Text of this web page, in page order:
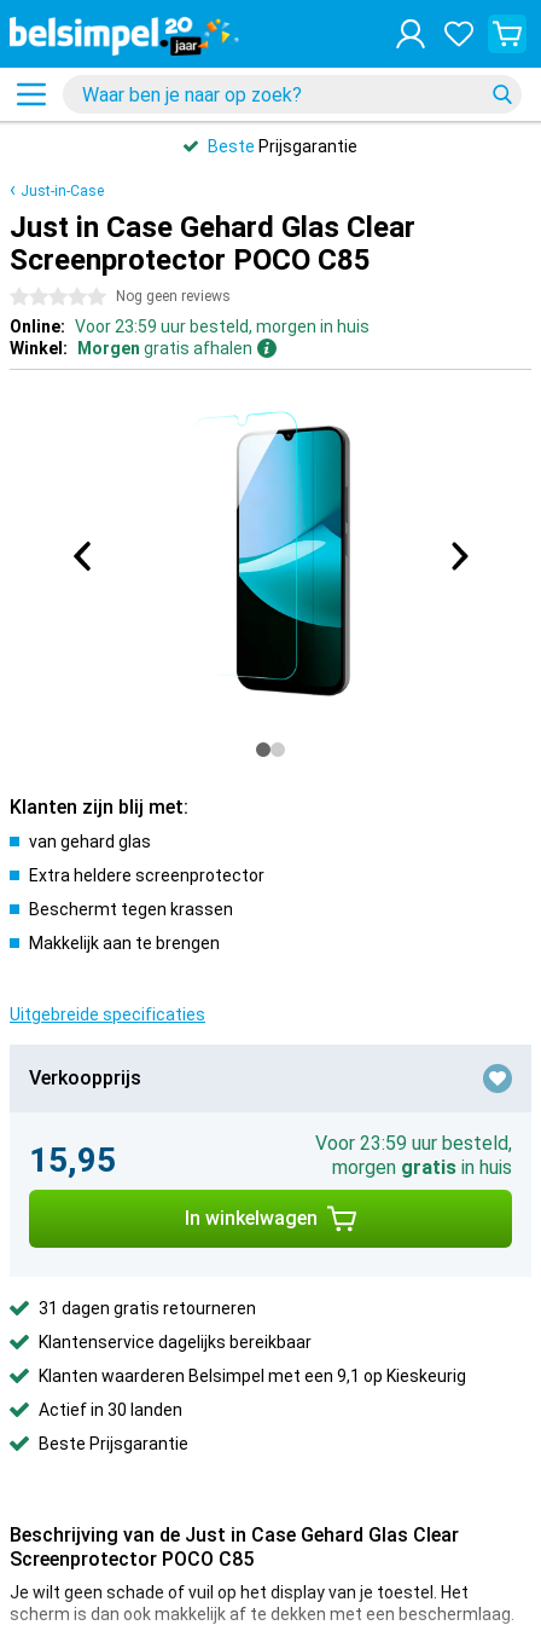
Beste Prijsgarantie
Just-in-Case
Just in Case Gehard Glas Clear
Screenprotector POCO C85
0 sterren Nog geen reviews
Online: Voor 23:59 uur besteld, morgen in huis
Winkel:
Morgen gratis afhalen
Klanten zijn blij met:
van gehard glas
Extra heldere screenprotector
Beschermt tegen krassen
Makkelijk aan te brengen
Uitgebreide specificaties
Verkoopprijs
15,95
Voor 23:59 uur besteld,
morgen gratis in huis
In winkelwagen
31 dagen gratis retourneren
Klantenservice dagelijks bereikbaar
Klanten waarderen Belsimpel met een 9,1 op Kieskeurig
Actief in 30 landen
Beste Prijsgarantie
Beschrijving van de Just in Case Gehard Glas Clear
Screenprotector POCO C85
Je wilt geen schade of vuil op het display van je toestel. Het
scherm is dan ook makkelijk af te dekken met een beschermlaag.